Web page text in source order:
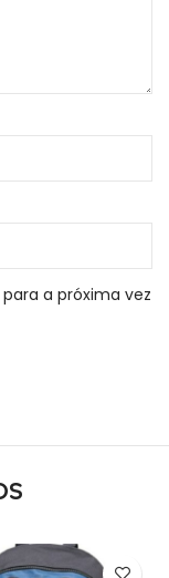
a próxima vez